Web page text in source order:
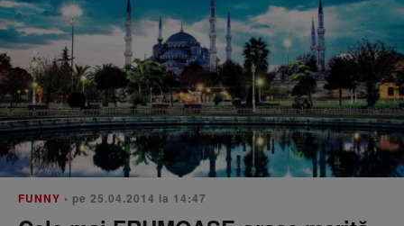
FUNNY • pe 25.04.2014 la 14:47